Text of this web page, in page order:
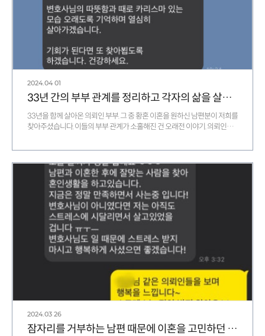
2024.04 01
33년 간의 부부 관계를 정리하고 각자의 삶을 살기로 한 의뢰인 후기
33년을 함께 살아온 의뢰인 부부. 그 중 황혼 이혼을 원하신 남편분이 저희를
찾아주셨습니다. 이들의 부부 관계가 소홀해진 건 오래전 이야기. 의뢰인은
2024.03 26
잠자리를 거부하는 남편 때문에 이혼을 고민하던 의뢰인의 사연